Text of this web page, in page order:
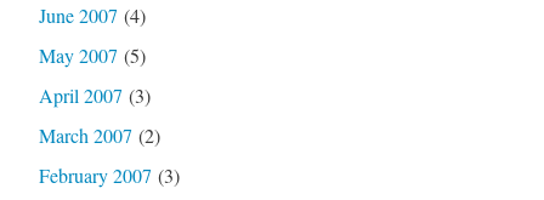
June 2007 (4)
May 2007 (5)
April 2007 (3)
March 2007 (2)
February 2007 (3)